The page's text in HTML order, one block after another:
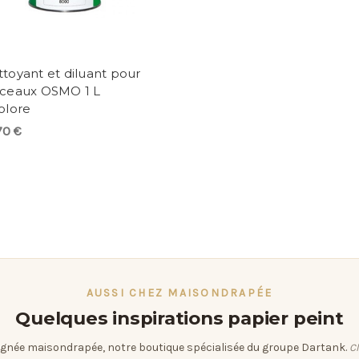
et diluant pour
OSMO 1 L
€
AUSSI CHEZ MAISONDRAPÉE
Quelques inspirations papier peint
maisondrapée, notre boutique spécialisée du groupe Dartank.